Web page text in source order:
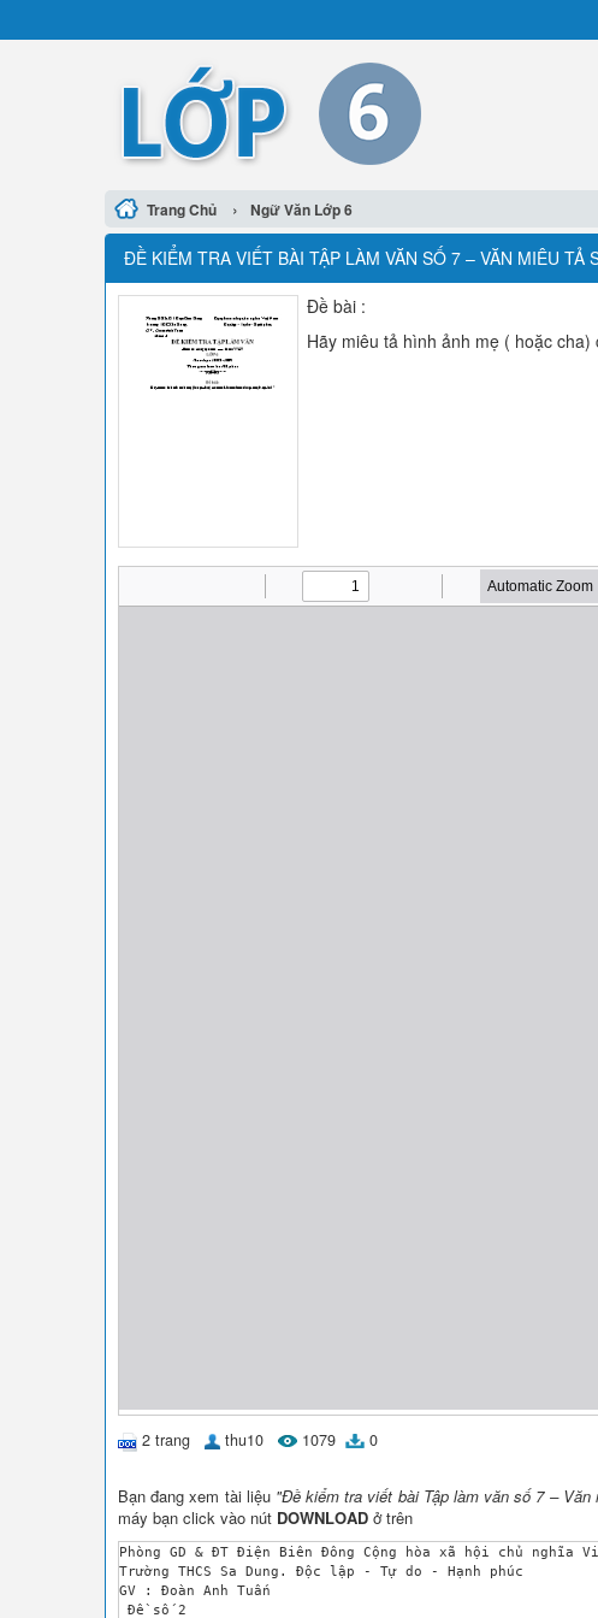
Trang Chủ › Ngữ Văn Lớp 6
ĐỀ KIỂM TRA VIẾT BÀI TẬP LÀM VĂN SỐ 7 – VĂN MIÊU
Đề bài :
Hãy miêu tả hình ảnh mẹ ( hoặc
2 trang thu10 1079 0
Bạn đang xem tài liệu "Đề kiểm tra viết bài Tập làm văn số 7 –
máy bạn click vào nút DOWNLOAD ở trên
Phòng GD & ĐT Điện Biên Đông Cộng hòa xã hội chủ nghĩa
Trường THCS Sa Dung. Độc lập - Tự do - Hạnh phúc
GV : Đoàn Anh Tuấn
Đề số 2